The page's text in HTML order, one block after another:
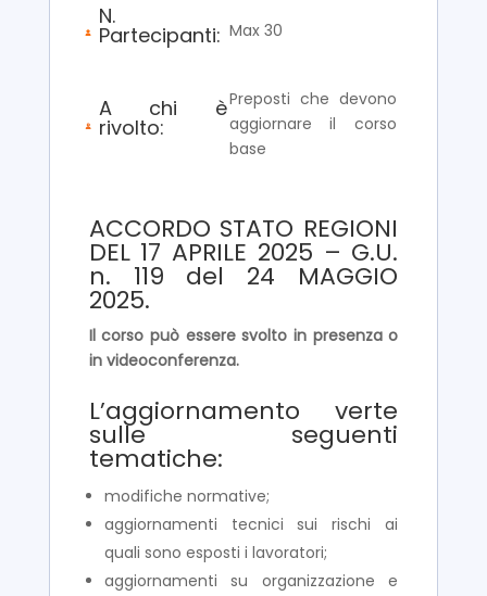
N.
Partecipanti: Max 30
A chi è
rivolto:
Preposti che devono
aggiornare il corso
base
ACCORDO STATO REGIONI
DEL 17 APRILE 2025 – G.U.
n. 119 del 24 MAGGIO
2025.
Il corso può essere svolto in presenza o
in videoconferenza.
L’aggiornamento verte
sulle seguenti
tematiche:
modifiche normative;
aggiornamenti tecnici sui rischi ai
quali sono esposti i lavoratori;
aggiornamenti su organizzazione e